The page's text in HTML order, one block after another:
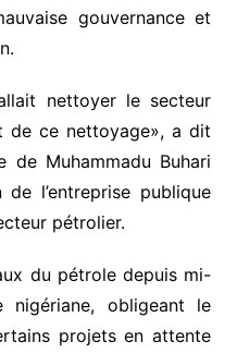
gouvernance et
nettoyer le secteur
de ce nettoyage», a dit
de Muhammadu Buhari
l’entreprise publique
pétrolier.
du pétrole depuis mi-
nigériane, obligeant le
projets en attente